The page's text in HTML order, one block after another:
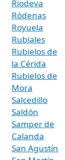
Riodeva
Ródenas
Royuela
Rubiales
Rubielos de
la Cérida
Rubielos de
Mora
Salcedillo
Saldón
Samper de
Calanda
San Agustín